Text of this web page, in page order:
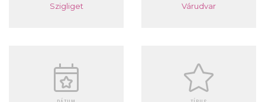
Szigliget Várudvar